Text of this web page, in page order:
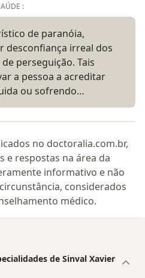
:
de paranóia,
desconfiança irreal dos
perseguição. Tais
a pessoa a acreditar
ou sofrendo…
no doctoralia.com.br,
e respostas na área da
informativo e não
considerados
médico.
de Sinval Xavier